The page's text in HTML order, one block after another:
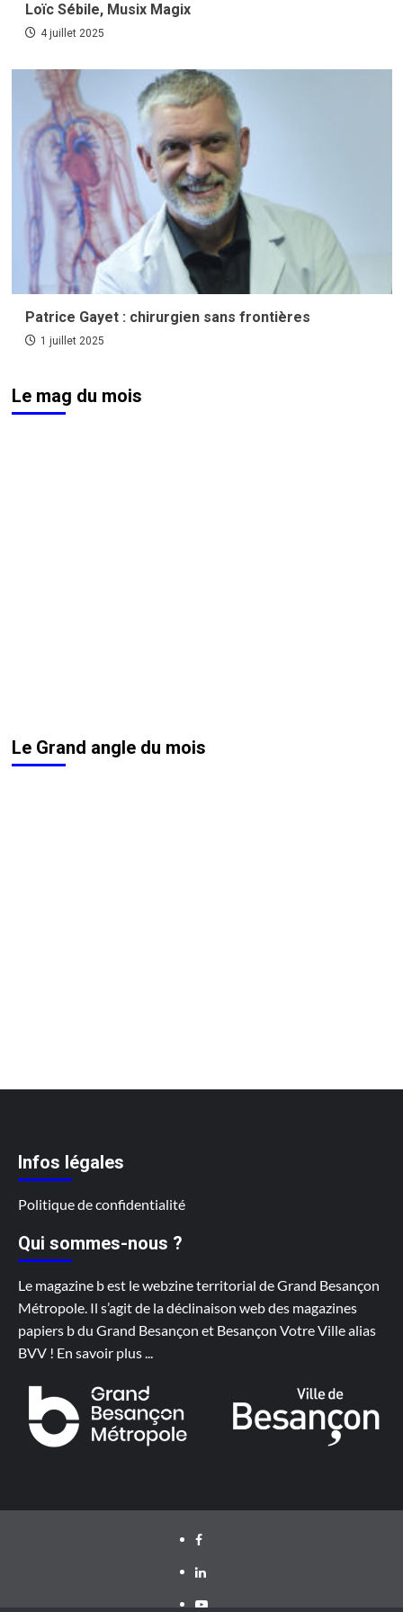
Loïc Sébile, Musix Magix
4 juillet 2025
Patrice Gayet : chirurgien sans frontières
1 juillet 2025
Le mag du mois
Le Grand angle du mois
Infos légales
Politique de confidentialité
Qui sommes-nous ?
Le magazine b est le webzine territorial de Grand Besançon
Métropole. Il s’agit de la déclinaison web des magazines
papiers b du Grand Besançon et Besançon Votre Ville alias
BVV ! En savoir plus...
Facebook
LinkedIn
Youtube